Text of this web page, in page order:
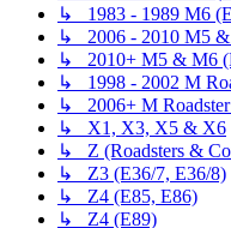
↳ 1983 - 1989 M6
↳ 2006 - 2010 M5 &
↳ 2010+ M5 & M6
↳ 1998 - 2002 M
↳ 2006+ M
↳ X1, X3, X5 & X6
↳ Z (Roadsters &
↳ Z3 (E36/7, E36/8)
↳ Z4 (E85, E86)
↳ Z4 (E89)